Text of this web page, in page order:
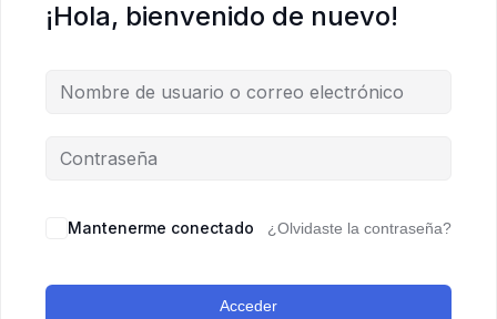
¡Hola, bienvenido de nuevo!
Mantenerme conectado ¿Olvidaste la contraseña?
Acceder